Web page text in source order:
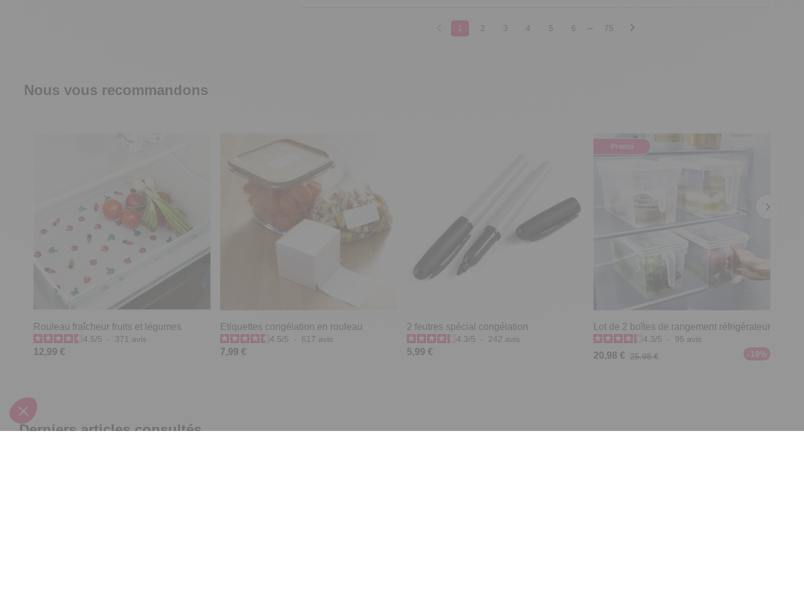
1 2 3 4 5 6 75
Nous vous recommandons
Rouleau fraîcheur fruits et légumes
4.5/5 - 371 avis
12,99 €
Etiquettes congélation en rouleau
4.5/5 - 617 avis
7,99 €
2 feutres spécial congélation
4.3/5 - 242 avis
5,99 €
Promo
Lot de 2 boîtes de rangement réfrigérateur
4.3/5 - 95 avis
20,98 € 25,98 € -19%
Derniers articles consultés